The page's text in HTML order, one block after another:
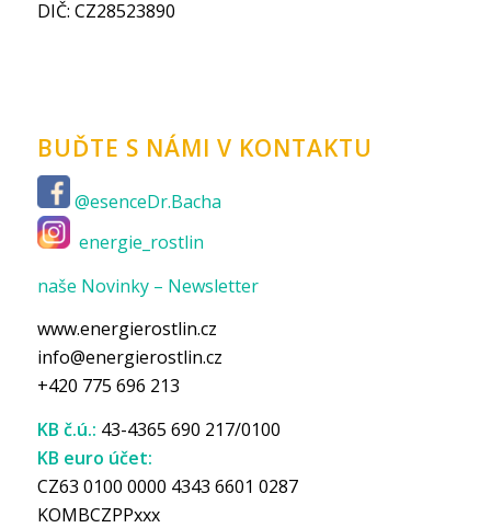
DIČ: CZ28523890
BUĎTE S NÁMI V KONTAKTU
@esenceDr.Bacha
energie_rostlin
naše Novinky – Newsletter
www.energierostlin.cz
info@energierostlin.cz
+420 775 696 213
KB č.ú.: 43-4365 690 217/0100
KB euro účet:
CZ63 0100 0000 4343 6601 0287
KOMBCZPPxxx